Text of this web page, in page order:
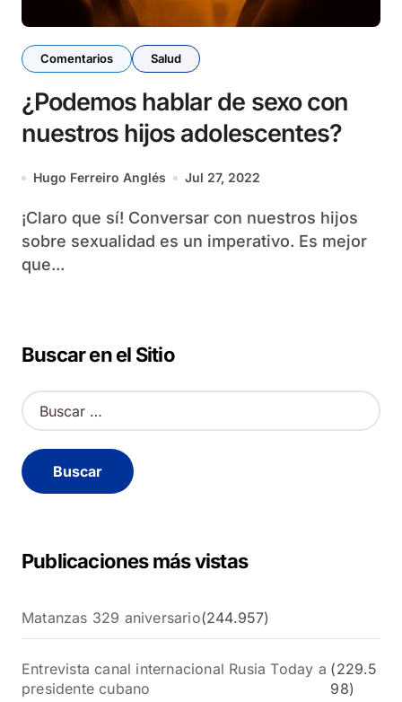
Comentarios Salud
¿Podemos hablar de sexo con
nuestros hijos adolescentes?
Hugo Ferreiro Anglés Jul 27, 2022
¡Claro que sí! Conversar con nuestros hijos
sobre sexualidad es un imperativo. Es mejor
que...
Buscar en el Sitio
B
u
c
a
Publicaciones más vistas
Matanzas 329 aniversario(244.957)
Entrevista canal internacional Rusia Today a
presidente cubano
(229.5
98)